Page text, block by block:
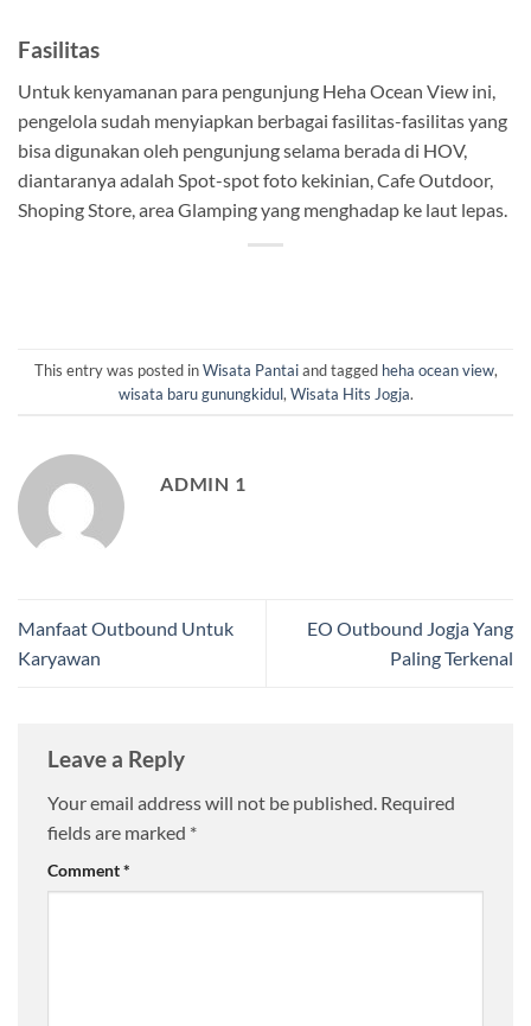
Fasilitas
Untuk kenyamanan para pengunjung Heha Ocean View ini,
pengelola sudah menyiapkan berbagai fasilitas-fasilitas yang
bisa digunakan oleh pengunjung selama berada di HOV,
diantaranya adalah Spot-spot foto kekinian, Cafe Outdoor,
Shoping Store, area Glamping yang menghadap ke laut lepas.
This entry was posted inWisata Pantaiand tagged heha ocean view,
wisata baru gunungkidul, Wisata Hits Jogja.
ADMIN 1
Manfaat Outbound Untuk
Karyawan
EO Outbound Jogja Yang
Paling Terkenal
Leave a Reply
Your email address will not be published. Required
fields are marked *
Comment*